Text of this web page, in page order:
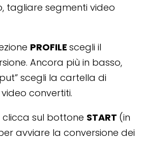
tagliare segmenti video
PROFILE scegli il
Ancora più in basso,
scegli la cartella di
convertiti.
sul bottone START (in
avviare la conversione dei